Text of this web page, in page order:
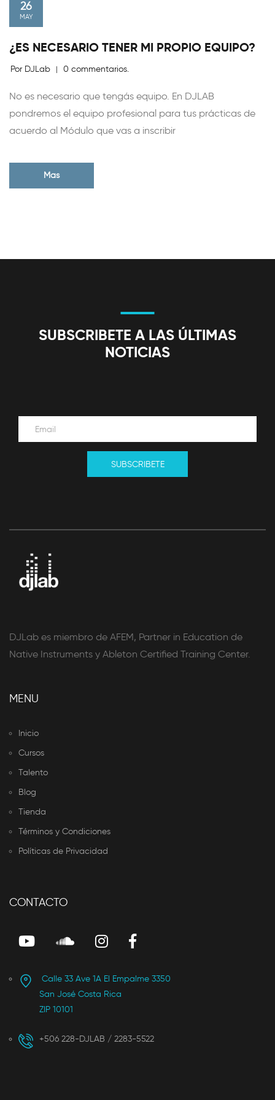
26
MAY
¿ES NECESARIO TENER MI PROPIO EQUIPO?
Por DJLab | 0 commentarios.
No es necesario que tengás equipo. En DJLAB
pondremos el equipo profesional para tus prácticas de
acuerdo al Módulo que vas a inscribir
Mas
SUBSCRIBETE A LAS ÚLTIMAS
NOTICIAS
SUBSCRIBETE
DJLab es miembro de AFEM, Partner in Education de
Native Instruments y Ableton Certified Training Center.
MENU
Inicio
Cursos
Talento
Blog
Tienda
Términos y Condiciones
Políticas de Privacidad
CONTACTO
Calle 33 Ave 1A El Empalme 3350
San José Costa Rica
ZIP 10101
+506 228-DJLAB / 2283-5522